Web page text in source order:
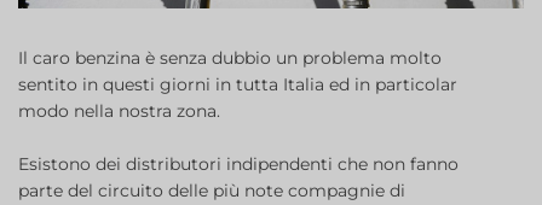
Il caro benzina è senza dubbio un problema molto
sentito in questi giorni in tutta Italia ed in particolar
modo nella nostra zona.
Esistono dei distributori indipendenti che non fanno
parte del circuito delle più note compagnie di